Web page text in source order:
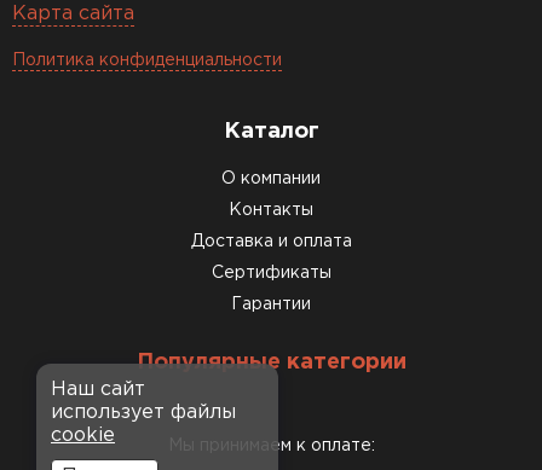
Карта сайта
Политика конфиденциальности
Каталог
О компании
Контакты
Доставка и оплата
Сертификаты
Гарантии
Популярные категории
Мы принимаем к оплате:
Наш сайт
использует файлы
cookie